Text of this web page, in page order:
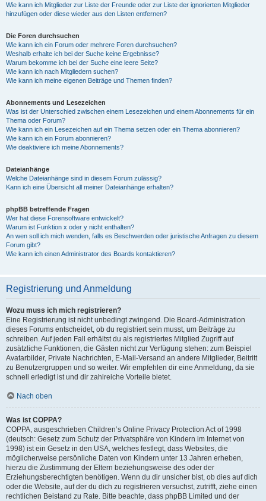
Wie kann ich Mitglieder zur Liste der Freunde oder zur Liste der ignorierten Mitglieder
hinzufügen oder diese wieder aus den Listen entfernen?
Die Foren durchsuchen
Wie kann ich ein Forum oder mehrere Foren durchsuchen?
Weshalb erhalte ich bei der Suche keine Ergebnisse?
Warum bekomme ich bei der Suche eine leere Seite?
Wie kann ich nach Mitgliedern suchen?
Wie kann ich meine eigenen Beiträge und Themen finden?
Abonnements und Lesezeichen
Was ist der Unterschied zwischen einem Lesezeichen und einem Abonnements für ein
Thema oder Forum?
Wie kann ich ein Lesezeichen auf ein Thema setzen oder ein Thema abonnieren?
Wie kann ich ein Forum abonnieren?
Wie deaktiviere ich meine Abonnements?
Dateianhänge
Welche Dateianhänge sind in diesem Forum zulässig?
Kann ich eine Übersicht all meiner Dateianhänge erhalten?
phpBB betreffende Fragen
Wer hat diese Forensoftware entwickelt?
Warum ist Funktion x oder y nicht enthalten?
An wen soll ich mich wenden, falls es Beschwerden oder juristische Anfragen zu diesem
Forum gibt?
Wie kann ich einen Administrator des Boards kontaktieren?
Registrierung und Anmeldung
Wozu muss ich mich registrieren?
Eine Registrierung ist nicht unbedingt zwingend. Die Board-Administration
dieses Forums entscheidet, ob du registriert sein musst, um Beiträge zu
schreiben. Auf jeden Fall erhältst du als registriertes Mitglied Zugriff auf
zusätzliche Funktionen, die Gästen nicht zur Verfügung stehen: zum Beispiel
Avatarbilder, Private Nachrichten, E-Mail-Versand an andere Mitglieder, Beitritt
zu Benutzergruppen und so weiter. Wir empfehlen dir eine Anmeldung, da sie
schnell erledigt ist und dir zahlreiche Vorteile bietet.
Nach oben
Was ist COPPA?
COPPA, ausgeschrieben Children’s Online Privacy Protection Act of 1998
(deutsch: Gesetz zum Schutz der Privatsphäre von Kindern im Internet von
1998) ist ein Gesetz in den USA, welches festlegt, dass Websites, die
möglicherweise persönliche Daten von Kindern unter 13 Jahren erheben,
hierzu die Zustimmung der Eltern beziehungsweise des oder der
Erziehungsberechtigten benötigen. Wenn du dir unsicher bist, ob dies auf dich
oder die Website, auf der du dich zu registrieren versuchst, zutrifft, ziehe einen
rechtlichen Beistand zu Rate. Bitte beachte, dass phpBB Limited und der